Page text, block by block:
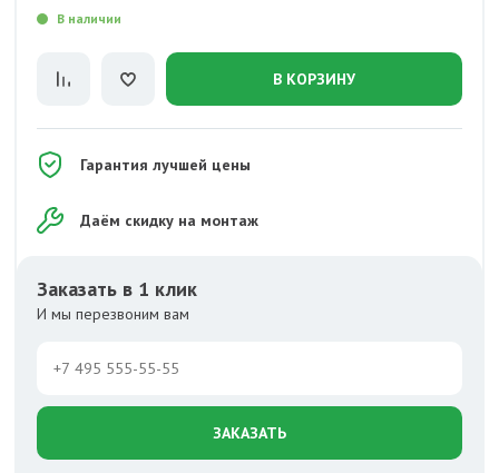
В наличии
В КОРЗИНУ
Гарантия лучшей цены
Даём скидку на монтаж
Заказать в 1 клик
И мы перезвоним вам
ЗАКАЗАТЬ